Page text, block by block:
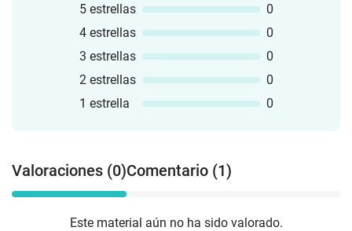
5 estrellas
0
4 estrellas
0
3 estrellas
0
2 estrellas
0
1 estrella
0
Valoraciones (0)Comentario (1)
Este material aún no ha sido valorado.